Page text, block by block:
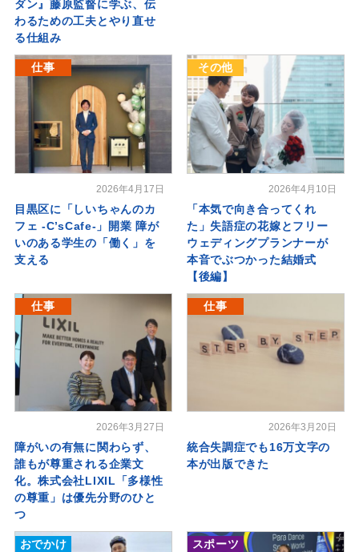
ダン』藤原監督に学ぶ、伝
わるための工夫とやり直せ
る仕組み
仕事
2026年4月17日
目黒区に「しいちゃんのカ
フェ -C’sCafe-」開業 障が
いのある学生の「働く」を
支える
その他
2026年4月10日
「本気で向き合ってくれ
た」失語症の花嫁とフリー
ウェディングプランナーが
本音でぶつかった結婚式
【後編】
仕事
2026年3月27日
障がいの有無に関わらず、
誰もが尊重される企業文
化。株式会社LIXIL「多様性
の尊重」は優先分野のひと
つ
仕事
2026年3月20日
統合失調症でも16万文字の
本が出版できた
おでかけ スポーツ